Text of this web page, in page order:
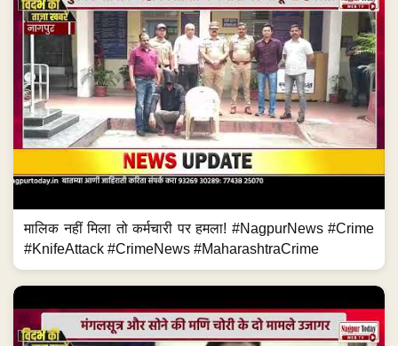
मालिक नहीं मिला तो कर्मचारी पर हमला! #NagpurNews #Crime
#KnifeAttack #CrimeNews #MaharashtraCrime